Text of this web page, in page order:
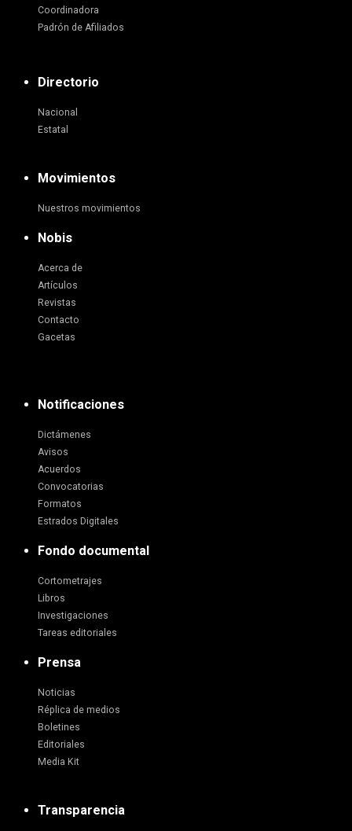
Coordinadora
Padrón de Afiliados
Directorio
Nacional
Estatal
Movimientos
Nuestros movimientos
Nobis
Acerca de
Artículos
Revistas
Contacto
Gacetas
Notificaciones
Dictámenes
Avisos
Acuerdos
Convocatorias
Formatos
Estrados Digitales
Fondo documental
Cortometrajes
Libros
Investigaciones
Tareas editoriales
Prensa
Noticias
Réplica de medios
Boletines
Editoriales
Media Kit
Transparencia